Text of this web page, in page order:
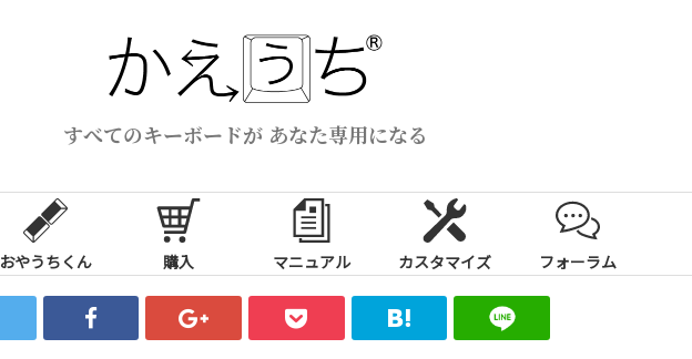
すべてのキーボードが あなた専用になる
おやうちくん 購入 マニュアル カスタマイズ フォーラム